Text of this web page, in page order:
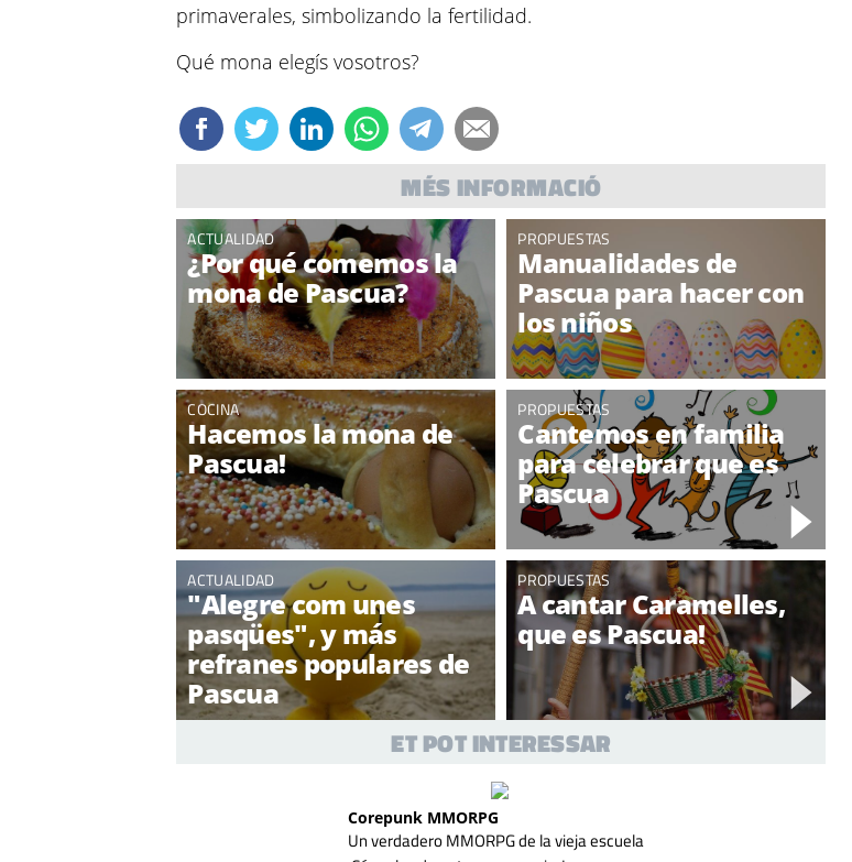
primaverales, simbolizando la fertilidad.
Qué mona elegís vosotros?
MÉS INFORMACIÓ
ACTUALIDAD
¿Por qué comemos la
mona de Pascua?
PROPUESTAS
Manualidades de
Pascua para hacer con
los niños
COCINA
Hacemos la mona de
Pascua!
PROPUESTAS
Cantemos en familia
para celebrar que es
Pascua
ACTUALIDAD
"Alegre com unes
pasqües", y más
refranes populares de
Pascua
PROPUESTAS
A cantar Caramelles,
que es Pascua!
ET POT INTERESSAR
Corepunk MMORPG
Un verdadero MMORPG de la vieja escuela